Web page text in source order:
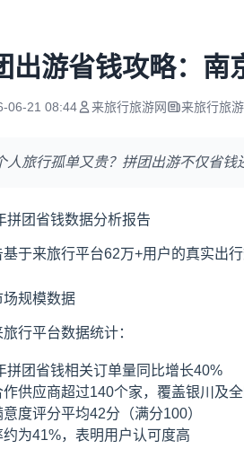
出游省钱攻略：南
06-21 08:44 来旅行旅游网 来旅行旅
人旅行孤单又贵？拼团出游不仅省钱
拼团省钱数据分析报告
于来旅行平台62万+用户的真实出
场规模数据
行平台数据统计：
拼团省钱相关订单量同比增长40%
作供应商超过140个家，覆盖银川及
度评分平均42分（满分100）
约为41%，表明用户认可度高